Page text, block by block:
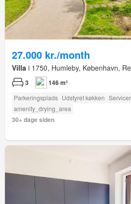
27.000 kr./month
Villa i 1750, Humleby, København,
3 146 m²
Parkeringsplads Udstyret køkken
amenity_drying_area
30+ dage siden